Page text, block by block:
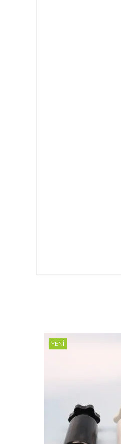
YENI